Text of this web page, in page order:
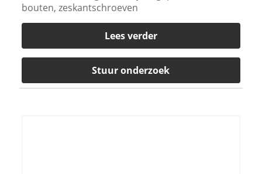
bouten, zeskantschroeven
Lees verder
Stuur onderzoek